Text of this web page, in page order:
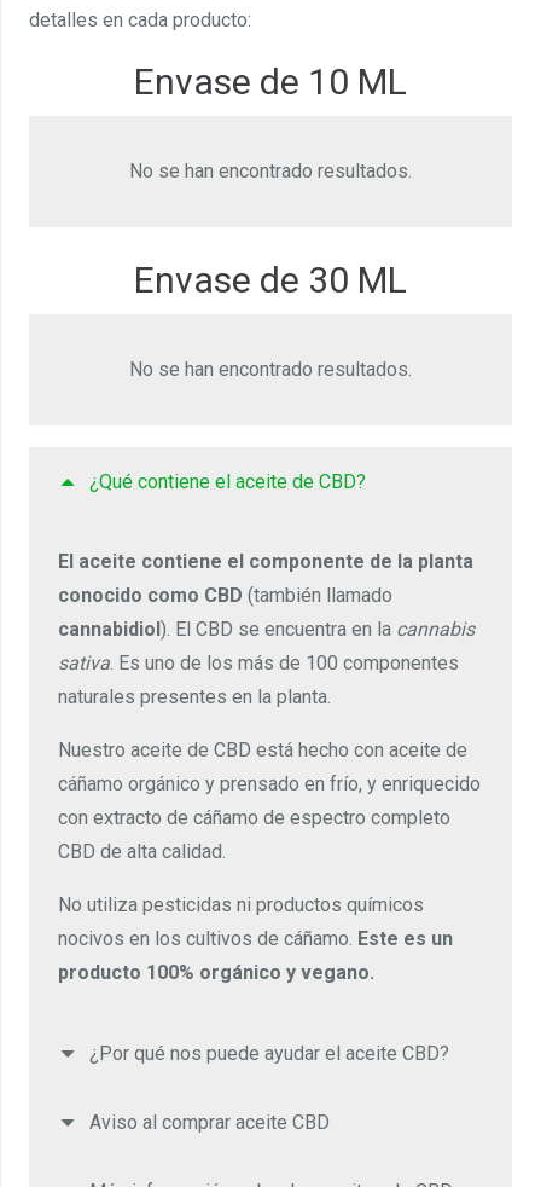
detalles en cada producto:
Envase de 10 ML
No se han encontrado resultados.
Envase de 30 ML
No se han encontrado resultados.
¿Qué contiene el aceite de CBD?
El aceite contiene el componente de la planta
conocido como CBD (también llamado
cannabidiol ). El CBD se encuentra en la cannabis
sativa. Es uno de los más de 100 componentes
naturales presentes en la planta.
Nuestro aceite de CBD está hecho con aceite de
cáñamo orgánico y prensado en frío, y enriquecido
con extracto de cáñamo de espectro completo
CBD de alta calidad.
No utiliza pesticidas ni productos químicos
nocivos en los cultivos de cáñamo. Este es un
producto 100% orgánico y vegano.
¿Por qué nos puede ayudar el aceite CBD?
Aviso al comprar aceite CBD